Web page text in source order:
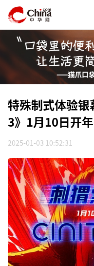
特殊制式体验
3》1月10日开
2025-01-03 10:52:31